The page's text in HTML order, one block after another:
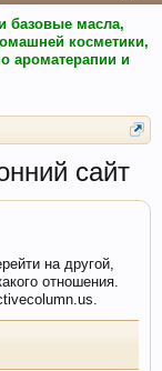
базовые масла,
косметики,
ароматерапии и
сайт
на другой,
отношения.